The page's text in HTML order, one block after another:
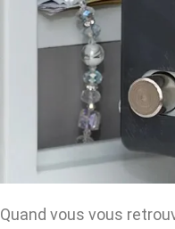
Quand vous vous